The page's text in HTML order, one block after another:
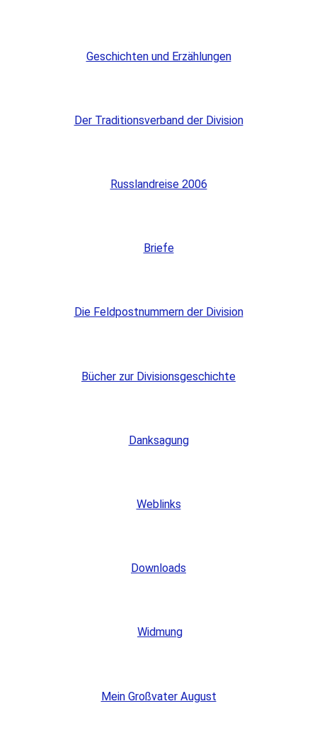
Geschichten und Erzählungen
Der Traditionsverband der Division
Russlandreise 2006
Briefe
Die Feldpostnummern der Division
Bücher zur Divisionsgeschichte
Danksagung
Weblinks
Downloads
Widmung
Mein Großvater August